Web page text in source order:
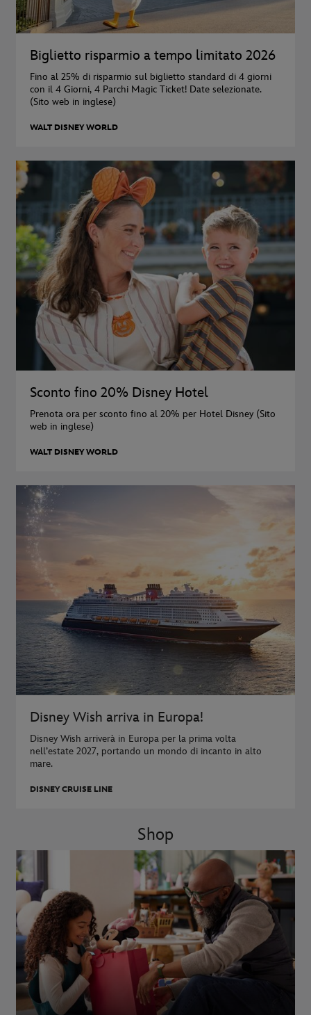
Biglietto risparmio a tempo limitato 2026
Fino al 25% di risparmio sul biglietto standard di 4 giorni
con il 4 Giorni, 4 Parchi Magic Ticket! Date selezionate.
(Sito web in inglese)
WALT DISNEY WORLD
Sconto fino 20% Disney Hotel
Prenota ora per sconto fino al 20% per Hotel Disney (Sito
web in inglese)
WALT DISNEY WORLD
Disney Wish arriva in Europa!
Disney Wish arriverà in Europa per la prima volta
nell’estate 2027, portando un mondo di incanto in alto
mare.
DISNEY CRUISE LINE
Shop